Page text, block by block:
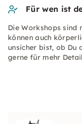
Für wen ist
Die Workshops sind
können auch
unsicher bist, ob Du
gerne für mehr